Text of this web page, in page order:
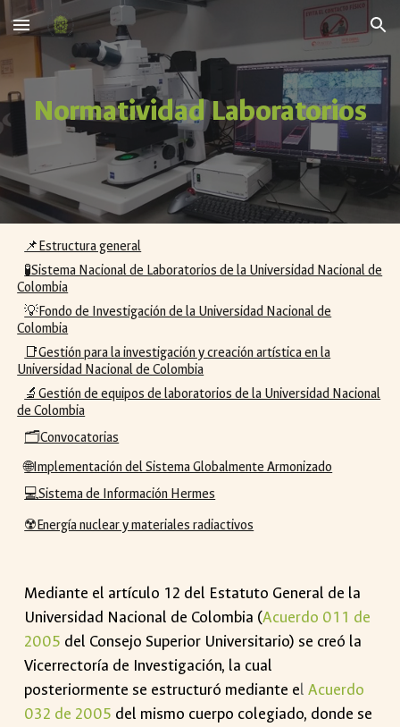
Skip to main content Skip to navigation
Normatividad Laboratorios
📌Estructura general
🧪Sistema Nacional de Laboratorios de la Universidad Nacional de
Colombia
💡Fondo de Investigación de la Universidad Nacional de
Colombia
📑Gestión para la investigación y creación artística en la
Universidad Nacional de Colombia
🔬Gestión de equipos de laboratorios de la Universidad Nacional
de Colombia
🗂️Convocatorias
🌐Implementación del Sistema Globalmente Armonizado
💻Sistema de Información Hermes
☢️Energía nuclear y materiales radiactivos
Mediante el artículo 12 del Estatuto General de la
Universidad Nacional de Colombia (Acuerdo 011 de
2005 del Consejo Superior Universitario) se creó la
Vicerrectoría de Investigación, la cual
posteriormente se estructuró mediante elAcuerdo
032 de 2005 del mismo cuerpo colegiado, donde se